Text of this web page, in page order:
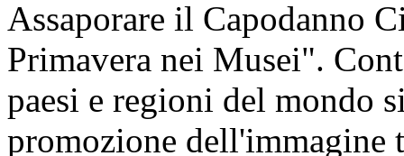
Assaporare il Capodanno
Primavera nei Musei".
paesi e regioni del mondo
promozione dell'immagine